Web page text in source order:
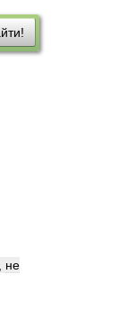
не